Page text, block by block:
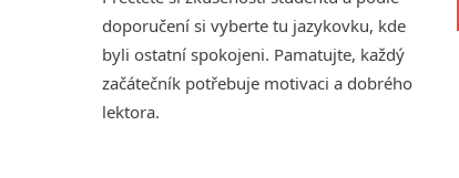
doporučení si vyberte tu jazykovku, kde
byli ostatní spokojeni. Pamatujte, každý
začátečník potřebuje motivaci a dobrého
lektora.